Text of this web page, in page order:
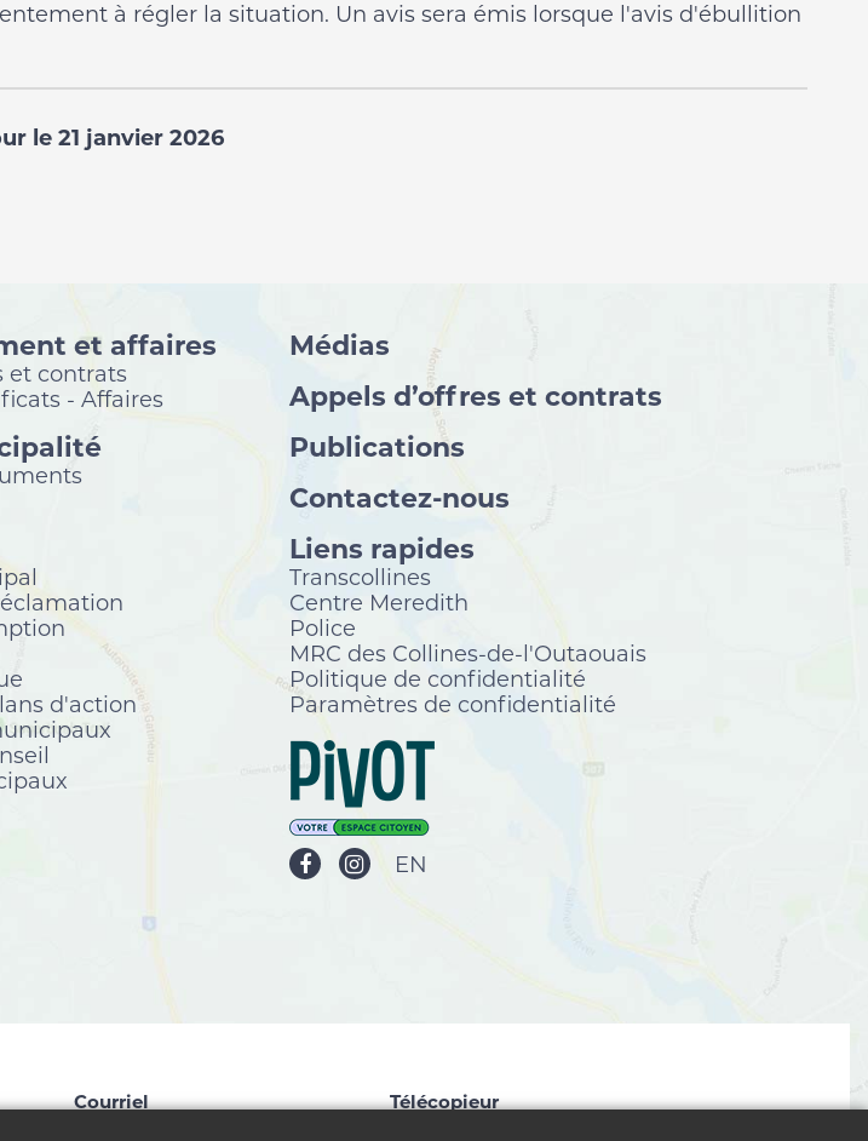
à régler la situation. Un avis sera émis lorsque l'avis d'ébullition
le 21 janvier 2026
et affaires
et contrats
- Affaires
d'action
Médias
Appels d’offres et contrats
Publications
Contactez-nous
Liens rapides
Transcollines
Centre Meredith
Police
MRC des Collines-de-l'Outaouais
Politique de confidentialité
Paramètres de confidentialité
EN
Courriel
Télécopieur